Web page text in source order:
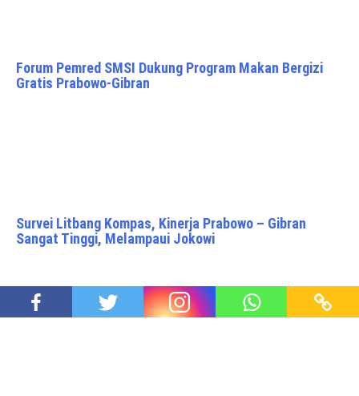
Forum Pemred SMSI Dukung Program Makan Bergizi
Gratis Prabowo-Gibran
Survei Litbang Kompas, Kinerja Prabowo – Gibran
Sangat Tinggi, Melampaui Jokowi